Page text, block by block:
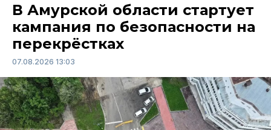
В Амурской области стартует
кампания по безопасности на
перекрёстках
07.08.2026 13:03